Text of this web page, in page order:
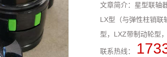
文章简介： 星型联轴
LX型（与弹性柱销联
型，LXZ带制动轮型
联系热线：